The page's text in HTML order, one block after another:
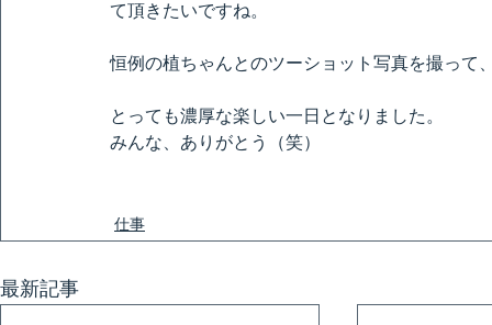
て頂きたいですね。
恒例の植ちゃんとのツーショット写真を撮って
とっても濃厚な楽しい一日となりました。
みんな、ありがとう（笑）
仕事
最新記事